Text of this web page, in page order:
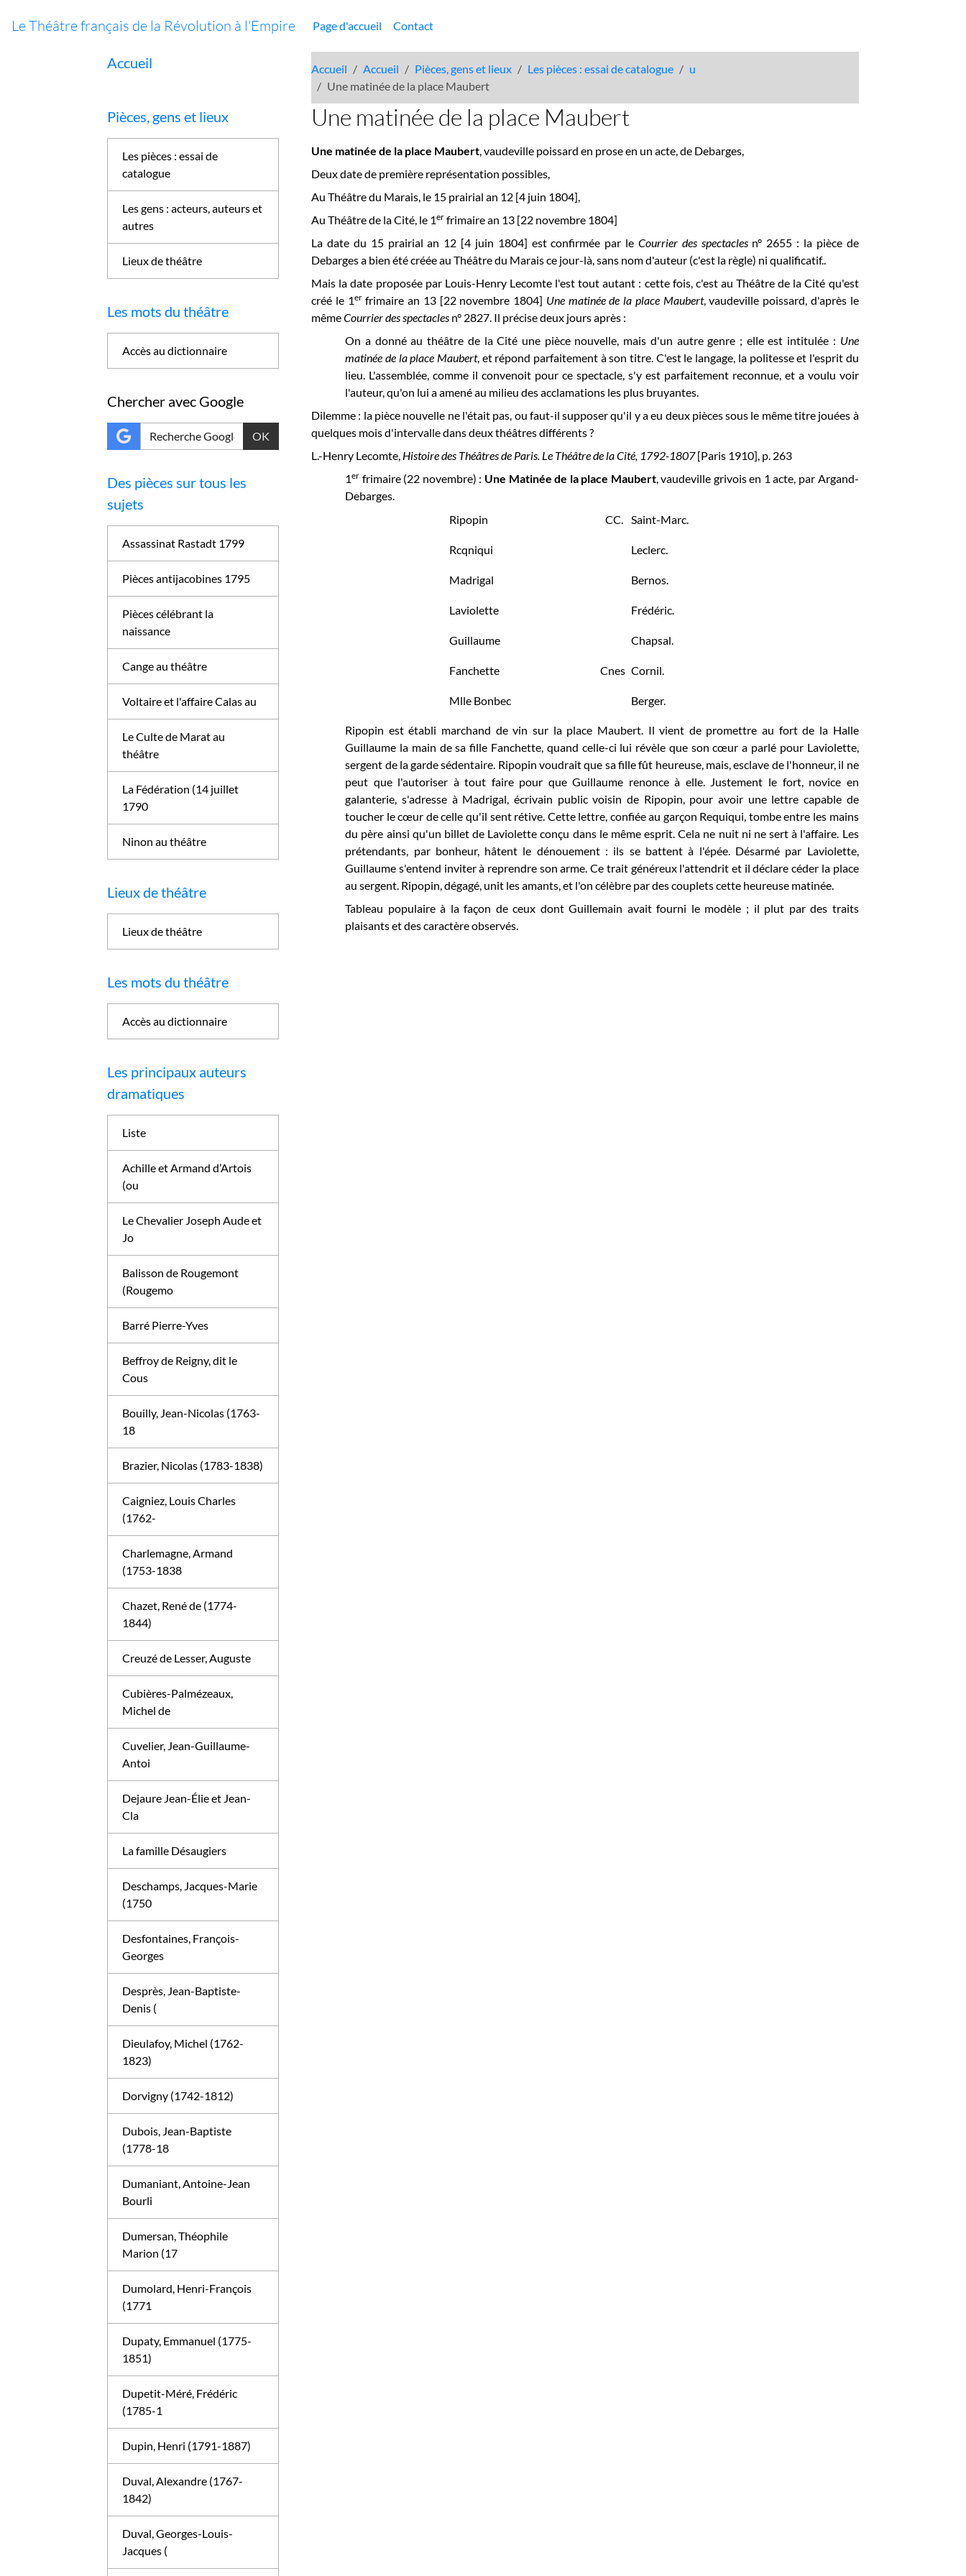
Le Théâtre français de la Révolution à l'Empire Page d'accueil Contact
Accueil Accueil Pièces, gens et lieux Les pièces : essai de catalogue
u
Une matinée de la place Maubert
Une matinée de la place Maubert
Une matinée de la place Maubert, vaudeville poissard en prose en un acte, de Debarges,
Deux date de première représentation possibles,
AuThéâtre du Marais, le 15 prairial an 12 [4 juin 1804],
Au Théâtre de la Cité, le 1er frimaire an 13 [22 novembre 1804]
La date du 15 prairial an 12 [4 juin 1804] est confirmée par le Courrier des spectaclesn° 2655 : la pièce de
Debarges a bien été créée au Théâtre du Marais ce jour-là, sans nom d'auteur (c'est la règle) ni qualificatif..
Mais la date proposée par Louis-Henry Lecomte l'est tout autant : cette fois, c'est au Théâtre de la Cité qu'est
créé le 1erfrimaire an 13 [22 novembre 1804] Une matinée de la place Maubert, vaudeville poissard, d'après le
mêmeCourrier des spectacles n° 2827. Il précise deux jours après :
On a donné au théâtre de la Cité une pièce nouvelle, mais d'un autre genre ; elle est intitulée : Une
matinée de la place Maubert, et répond parfaitement à son titre. C'est le langage, la politesse et l'esprit du
lieu. L'assemblée, comme il convenoit pour ce spectacle, s'y est parfaitement reconnue, et a voulu voir
l'auteur, qu'on lui a amené au milieu des acclamations les plus bruyantes.
Dilemme : la pièce nouvelle ne l'était pas, ou faut-il supposer qu'il y a eu deux pièces sous le même titre jouées à
quelques mois d'intervalle dans deux théâtres différents ?
L.-Henry Lecomte, Histoire des Théâtres de Paris. Le Théâtre de la Cité, 1792-1807[Paris 1910], p. 263
1er frimaire (22 novembre) : Une Matinée de la place Maubert, vaudeville grivois en 1 acte, par Argand-
Debarges.
Ripopin
CC. Saint-Marc.
Rcqniqui Leclerc.
Madrigal Bernos.
Laviolette Frédéric.
Guillaume Chapsal.
Fanchette Cnes Cornil.
Mlle Bonbec Berger.
Ripopin est établi marchand de vin sur la place Maubert. Il vient de promettre au fort de la Halle
Guillaume la main de sa fille Fanchette, quand celle-ci lui révèle que son cœur a parlé pour Laviolette,
sergent de la garde sédentaire. Ripopin voudrait que sa fille fût heureuse, mais, esclave de l'honneur, il ne
peut que l'autoriser à tout faire pour que Guillaume renonce à elle. Justement le fort, novice en
galanterie, s'adresse à Madrigal, écrivain public voisin de Ripopin, pour avoir une lettre capable de
toucher le cœur de celle qu'il sent rétive. Cette lettre, confiée au garçon Requiqui, tombe entre les mains
du père ainsi qu'un billet de Laviolette conçu dans le même esprit. Cela ne nuit ni ne sert à l'affaire. Les
prétendants, par bonheur, hâtent le dénouement : ils se battent à l'épée. Désarmé par Laviolette,
Guillaume s'entend inviter à reprendre son arme. Ce trait généreux l'attendrit et il déclare céder la place
au sergent. Ripopin, dégagé, unit les amants, et l'on célèbre par des couplets cette heureuse matinée.
Tableau populaire à la façon de ceux dont Guillemain avait fourni le modèle ; il plut par des traits
plaisants et des caractère observés.
Accueil
Pièces, gens et lieux
Les pièces : essai de
catalogue
Les gens : acteurs, auteurs et
autres
Lieux de théâtre
Les mots du théâtre
Accès au dictionnaire
Chercher avec Google
OK
Des pièces sur tous les
sujets
Assassinat Rastadt 1799
Pièces antijacobines 1795
Pièces célébrant la
naissance
Cange au théâtre
Voltaire et l'affaire Calas au
Le Culte de Marat au
théâtre
La Fédération (14 juillet
1790
Ninon au théâtre
Lieux de théâtre
Lieux de théâtre
Les mots du théâtre
Accès au dictionnaire
Les principaux auteurs
dramatiques
Liste
Achille et Armand d’Artois
(ou
Le Chevalier Joseph Aude et
Jo
Balisson de Rougemont
(Rougemo
Barré Pierre-Yves
Beffroy de Reigny, dit le
Cous
Bouilly, Jean-Nicolas (1763-
18
Brazier, Nicolas (1783-1838)
Caigniez, Louis Charles
(1762-
Charlemagne, Armand
(1753-1838
Chazet, René de (1774-
1844)
Creuzé de Lesser, Auguste
Cubières-Palmézeaux,
Michel de
Cuvelier, Jean-Guillaume-
Antoi
Dejaure Jean-Élie et Jean-
Cla
La famille Désaugiers
Deschamps, Jacques-Marie
(1750
Desfontaines, François-
Georges
Desprès, Jean-Baptiste-
Denis (
Dieulafoy, Michel (1762-
1823)
Dorvigny (1742-1812)
Dubois, Jean-Baptiste
(1778-18
Dumaniant, Antoine-Jean
Bourli
Dumersan, Théophile
Marion (17
Dumolard, Henri-François
(1771
Dupaty, Emmanuel (1775-
1851)
Dupetit-Méré, Frédéric
(1785-1
Dupin, Henri (1791-1887)
Duval, Alexandre (1767-
1842)
Duval, Georges-Louis-
Jacques (